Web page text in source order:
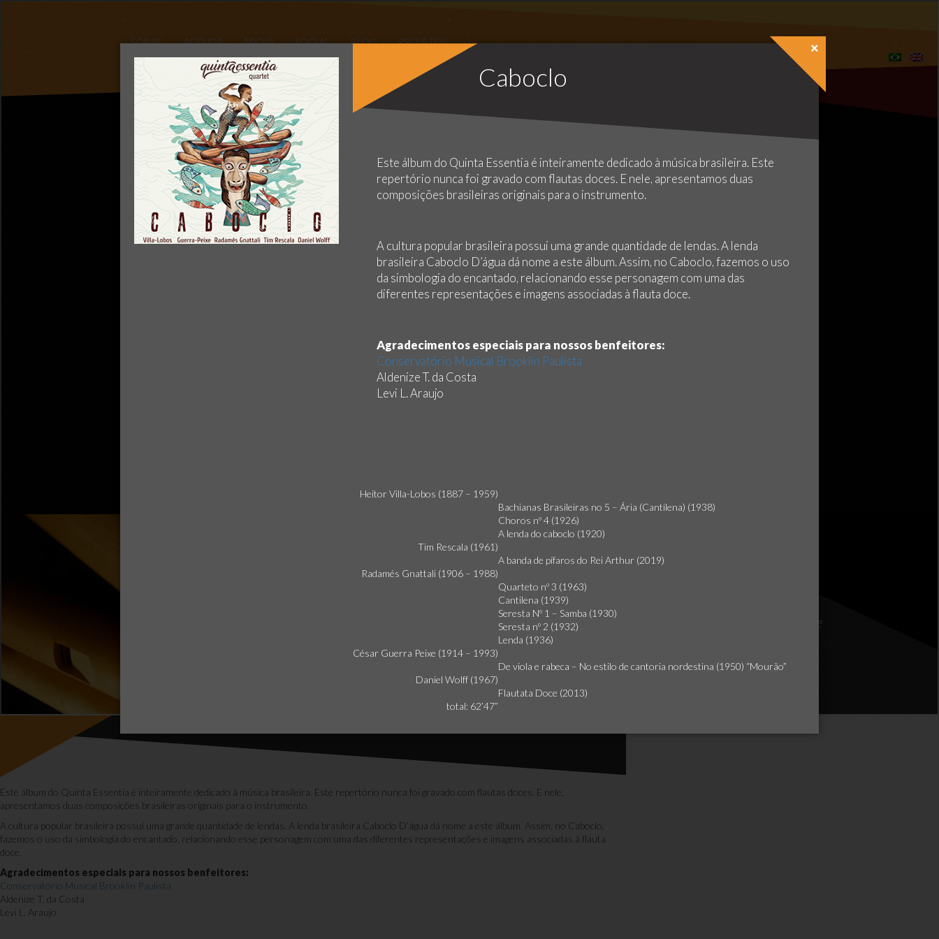
Caboclo
Este álbum do Quinta Essentia é inteiramente dedicado à música brasileira. Este
repertório nunca foi gravado com flautas doces. E nele, apresentamos duas
composições brasileiras originais para o instrumento.
A cultura popular brasileira possui uma grande quantidade de lendas. A lenda
brasileira Caboclo D’água dá nome a este álbum. Assim, no Caboclo, fazemos o uso
da simbologia do encantado, relacionando esse personagem com uma das
diferentes representações e imagens associadas à flauta doce.
Agradecimentos especiais para nossos benfeitores:
Conservatório Musical Brooklin Paulista
Aldenize T. da Costa
Levi L. Araujo
Heitor Villa-Lobos (1887 – 1959)
Bachianas Brasileiras no 5 – Ária (Cantilena) (1938)
Choros nº 4 (1926)
A lenda do caboclo (1920)
Tim Rescala (1961)
A banda de pífaros do Rei Arthur (2019)
Radamés Gnattali (1906 – 1988)
Quarteto nº 3 (1963)
Cantilena (1939)
Seresta Nº 1 – Samba (1930)
Seresta nº 2 (1932)
Lenda (1936)
César Guerra Peixe (1914 – 1993)
De viola e rabeca – No estilo de cantoria nordestina (1950) “Mourão”
Daniel Wolff (1967)
Flautata Doce (2013)
total: 62’47”
×
Este álbum do Quinta Essentia é inteiramente dedicado à música brasileira. Este repertório nunca foi gravado com flautas doces. E nele,
apresentamos duas composições brasileiras originais para o instrumento.
A cultura popular brasileira possui uma grande quantidade de lendas. A lenda brasileira Caboclo D’água dá nome a este álbum. Assim, no Caboclo,
fazemos o uso da simbologia do encantado, relacionando esse personagem com uma das diferentes representações e imagens associadas à flauta
doce.
Agradecimentos especiais para nossos benfeitores:
Conservatório Musical Brooklin Paulista
Aldenize T. da Costa
Levi L. Araujo